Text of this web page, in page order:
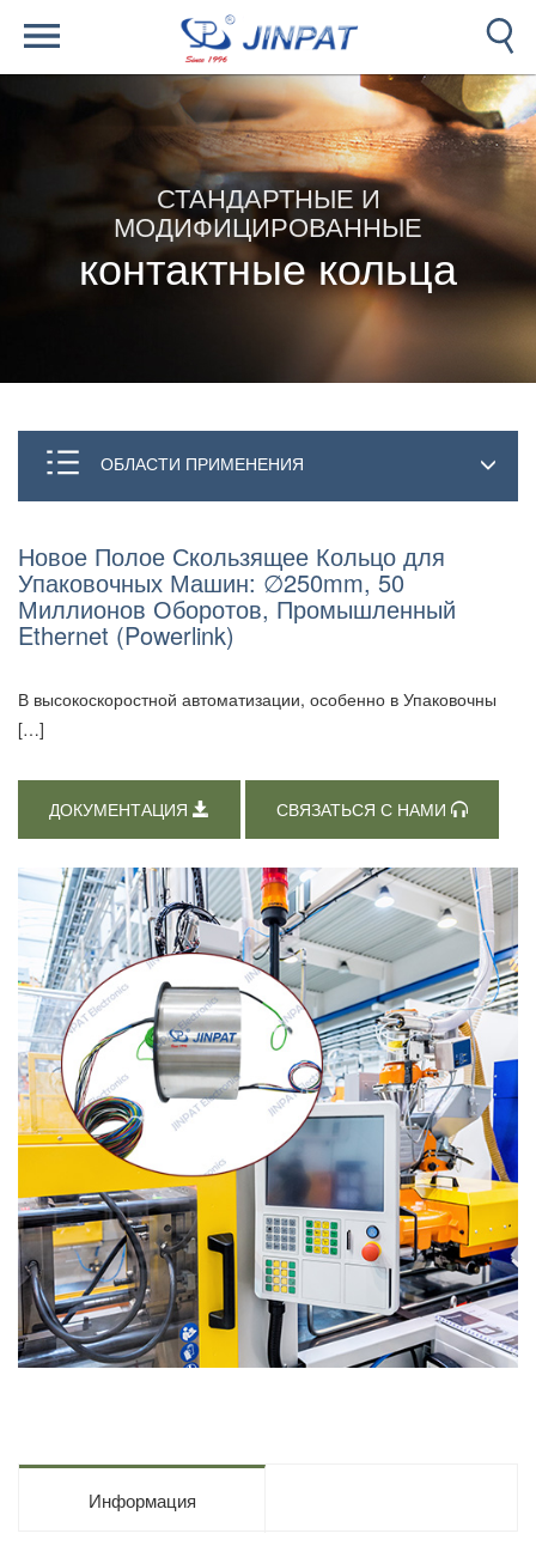
СТАНДАРТНЫЕ И
МОДИФИЦИРОВАННЫЕ
контактные кольца
ОБЛАСТИ ПРИМЕНЕНИЯ
Новое Полое Скользящее Кольцо для
Упаковочных Машин: ∅250mm, 50
Миллионов Оборотов, Промышленный
Ethernet (Powerlink)
В высокоскоростной автоматизации, особенно в Упаковочны
[…]
ДОКУМЕНТАЦИЯ СВЯЗАТЬСЯ С НАМИ
Информация